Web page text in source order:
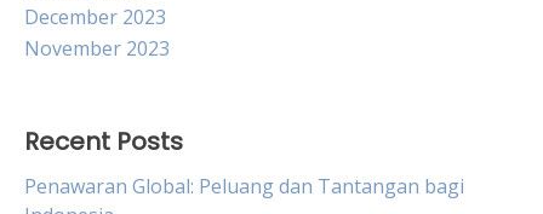
December 2023
November 2023
Recent Posts
Penawaran Global: Peluang dan Tantangan bagi